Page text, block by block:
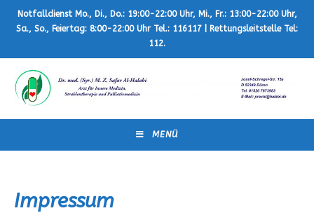
Notfalldienst Mo., Di., Do.: 19:00-22:00 Uhr, Mi., Fr.: 13:00-22:00 Uhr,
Sa., So., Feiertag: 8:00-22:00 Uhr Tel.: 116117 | Rettungsleitstelle Tel:
112.
MENÜ
Impressum